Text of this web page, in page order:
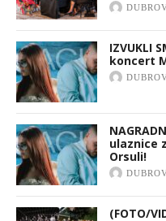
IZVUKLI
koncert
ulaznice
Orsuli!
(FOTO/